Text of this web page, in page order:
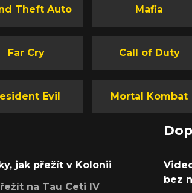
Theft Auto Mafia
Far Cry Call of Duty
Evil Mortal Kombat
jak přežít v Kolonii
na Tau Ceti IV
bez